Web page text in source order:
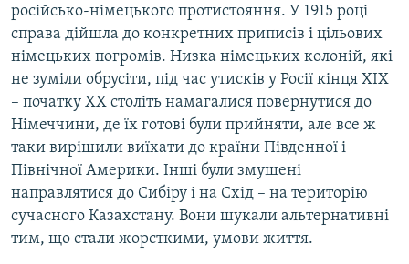
російсько-німецького протистояння. У 1915 році
справа дійшла до конкретних приписів і цільових
німецьких погромів. Низка німецьких колоній, які
не зуміли обрусіти, під час утисків у Росії кінця XIX
– початку XX століть намагалися повернутися до
Німеччини, де їх готові були прийняти, але все ж
таки вирішили виїхати до країни Південної і
Північної Америки. Інші були змушені
направлятися до Сибіру і на Схід – на територію
сучасного Казахстану. Вони шукали альтернативні
тим, що стали жорсткими, умови життя.